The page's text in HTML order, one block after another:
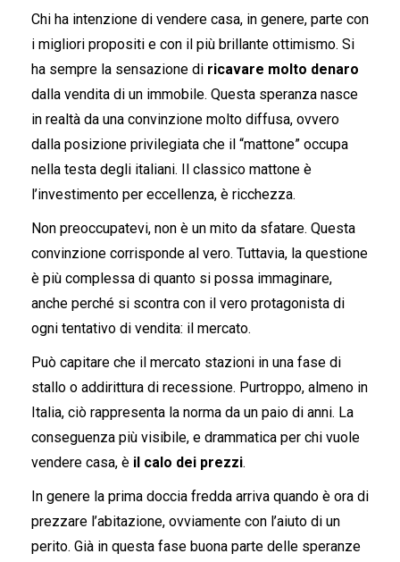
Chi ha intenzione di vendere casa, in genere, parte con
i migliori propositi e con il più brillante ottimismo. Si
ha sempre la sensazione di ricavare molto denaro
dalla vendita di un immobile. Questa speranza nasce
in realtà da una convinzione molto diffusa, ovvero
dalla posizione privilegiata che il “mattone” occupa
nella testa degli italiani. Il classico mattone è
l’investimento per eccellenza, è ricchezza.
Non preoccupatevi, non è un mito da sfatare. Questa
convinzione corrisponde al vero. Tuttavia, la questione
è più complessa di quanto si possa immaginare,
anche perché si scontra con il vero protagonista di
ogni tentativo di vendita: il mercato.
Può capitare che il mercato stazioni in una fase di
stallo o addirittura di recessione. Purtroppo, almeno in
Italia, ciò rappresenta la norma da un paio di anni. La
conseguenza più visibile, e drammatica per chi vuole
vendere casa, è il calo dei prezzi.
In genere la prima doccia fredda arriva quando è ora di
prezzare l’abitazione, ovviamente con l’aiuto di un
perito. Già in questa fase buona parte delle speranze